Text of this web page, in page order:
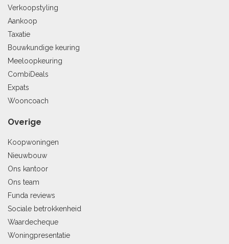
Verkoopstyling
Aankoop
Taxatie
Bouwkundige keuring
Meeloopkeuring
CombiDeals
Expats
Wooncoach
Overige
Koopwoningen
Nieuwbouw
Ons kantoor
Ons team
Funda reviews
Sociale betrokkenheid
Waardecheque
Woningpresentatie